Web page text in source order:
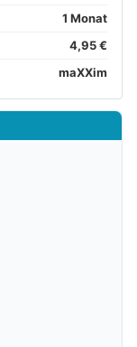
1 Monat
4,95 €
maXXim